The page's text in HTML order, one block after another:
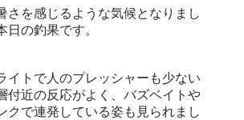
を感じるような気候となりまし
日の釣果です。
トで人のプレッシャーも少ない
付近の反応がよく、バズベイトや
クで連発している姿も見られまし